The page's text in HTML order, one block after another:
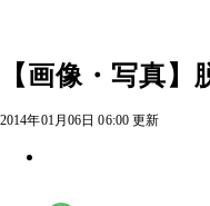
【画像・写真
2014年01月06日 06:00 更新